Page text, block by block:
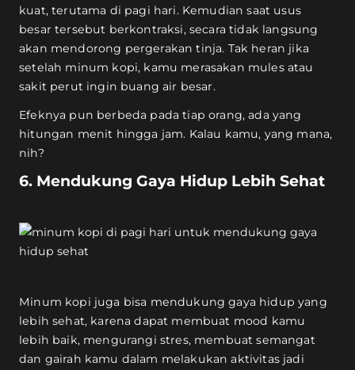
kuat, terutama di pagi hari. Kemudian saat usus
besar tersebut berkontraksi, secara tidak langsung
akan mendorong pergerakan tinja. Tak heran jika
setelah minum kopi, kamu merasakan mules atau
sakit perut ingin buang air besar.
Efeknya pun berbeda pada tiap orang, ada yang
hitungan menit hingga jam. Kalau kamu, yang mana,
nih?
6. Mendukung Gaya Hidup Lebih Sehat
Minum kopi juga bisa mendukung gaya hidup yang
lebih sehat, karena dapat membuat mood kamu
lebih baik, mengurangi stres, membuat semangat
dan gairah kamu dalam melakukan aktivitas jadi